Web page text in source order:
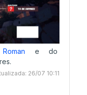
Roman e do
26/07 10:11